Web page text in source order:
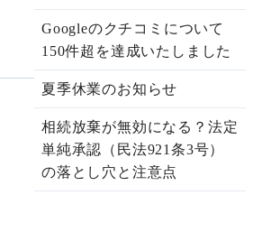
Googleのクチコミについて
150件超を達成いたしました
夏季休業のお知らせ
相続放棄が無効になる？法定
単純承認（民法921条3号）
の落とし穴と注意点